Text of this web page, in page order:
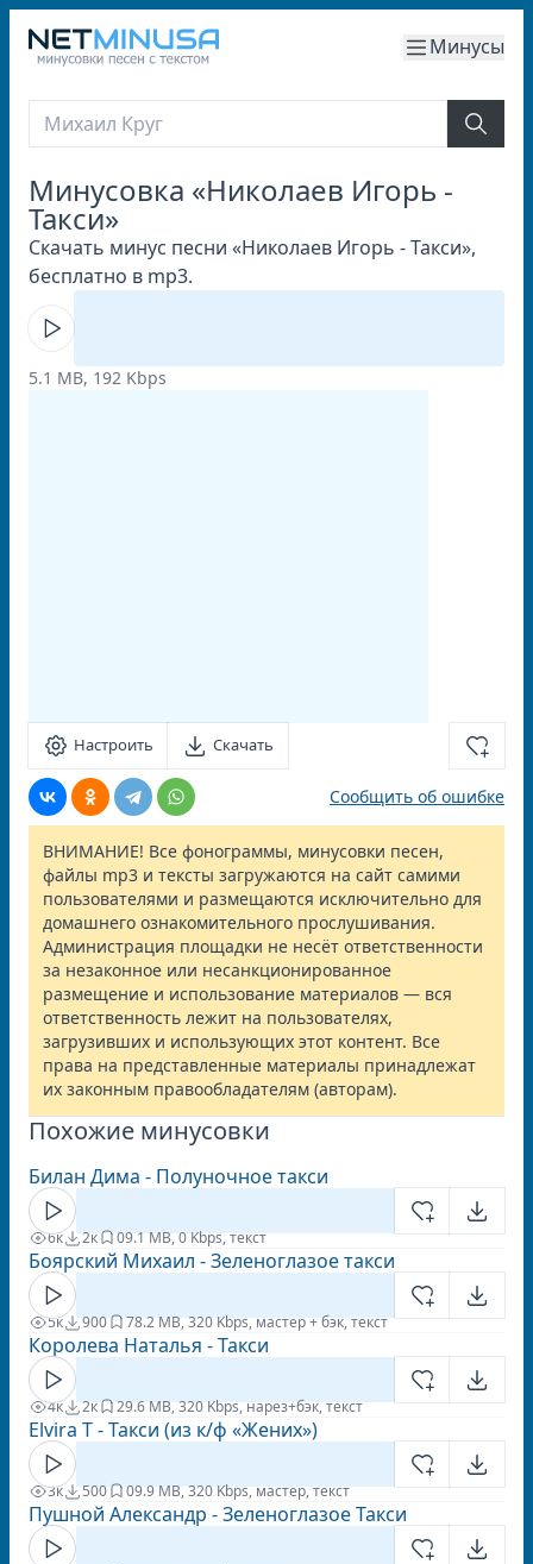
Минусы
Минусовка «Николаев Игорь -
Такси»
Скачать минус песни «Николаев Игорь - Такси»,
бесплатно в mp3.
5.1 MB, 192 Kbps
Настроить Скачать
Сообщить об ошибке
ВНИМАНИЕ! Все фонограммы, минусовки песен,
файлы mp3 и тексты загружаются на сайт самими
пользователями и размещаются исключительно для
домашнего ознакомительного прослушивания.
Администрация площадки не несёт ответственности
за незаконное или несанкционированное
размещение и использование материалов — вся
ответственность лежит на пользователях,
загрузивших и использующих этот контент. Все
права на представленные материалы принадлежат
их законным правообладателям (авторам).
Похожие минусовки
Билан Дима - Полуночное такси
6к 2к 09.1 MB, 0 Kbps, текст
Боярский Михаил - Зеленоглазое такси
5к 900 78.2 MB, 320 Kbps, мастер + бэк, текст
Королева Наталья - Такси
4к 2к 29.6 MB, 320 Kbps, нарез+бэк, текст
Elvira T - Такси (из к/ф «Жених»)
3к 500 09.9 MB, 320 Kbps, мастер, текст
Пушной Александр - Зеленоглазое Такси